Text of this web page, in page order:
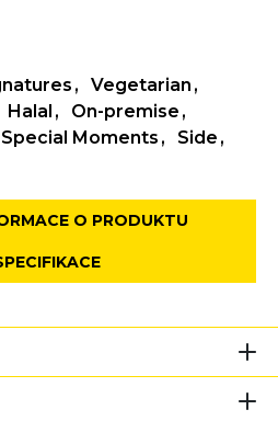
Vegetarian
Halal
On-premise
Special Moments
Side
O PRODUKTU